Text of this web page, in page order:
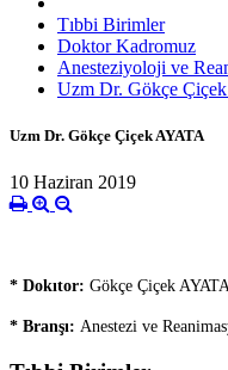
Tıbbi Birimler
Doktor Kadromuz
Anesteziyoloji ve
Uzm Dr. Gökçe
Uzm Dr. Gökçe Çiçek AYATA
10 Haziran 2019
* Dokıtor: Gökçe Çiçek
* Branşı: Anestezi ve